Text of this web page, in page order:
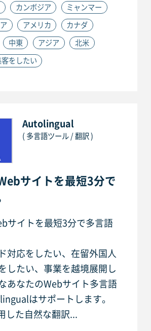
カンボジア ミャンマー
アメリカ カナダ
中東 アジア 北米
客をしたい
Autolingual
( 多言語ツール / 翻訳 )
サイトを最短3分で
サイトを最短3分で多言語
対応をしたい、在留外国人
したい、事業を越境展開し
あなたのWebサイト多言語
はサポートします。
した自然な翻訳...